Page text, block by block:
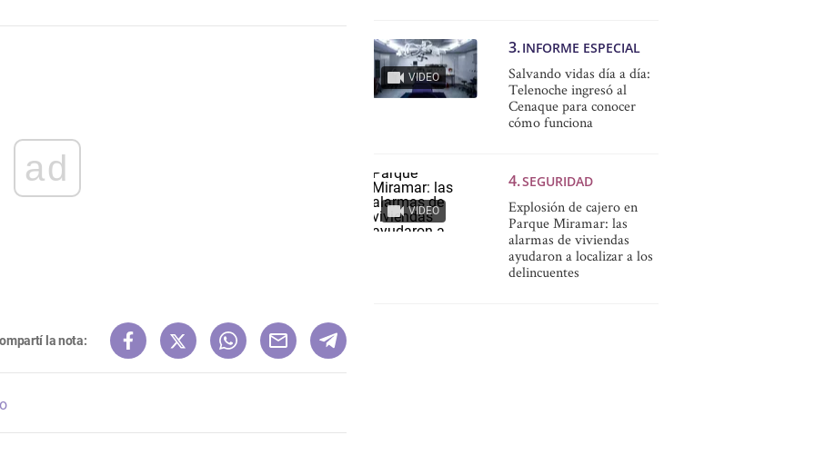
ad
la nota:
VIDEO
INFORME ESPECIAL
Salvando vidas día a día:
Telenoche ingresó al
Cenaque para conocer
cómo funciona
VIDEO
SEGURIDAD
Explosión de cajero en
Parque Miramar: las
alarmas de viviendas
ayudaron a localizar a los
delincuentes